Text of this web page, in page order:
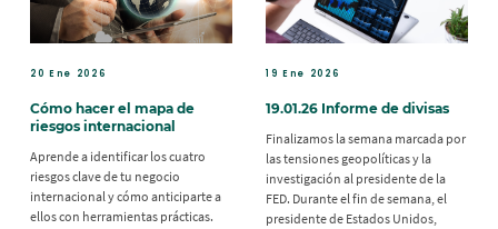
20 Ene 2026
Cómo hacer el mapa de
riesgos internacional
Aprende a identificar los cuatro
riesgos clave de tu negocio
internacional y cómo anticiparte a
ellos con herramientas prácticas.
19 Ene 2026
19.01.26 Informe de divisas
Finalizamos la semana marcada por
las tensiones geopolíticas y la
investigación al presidente de la
FED. Durante el fin de semana, el
presidente de Estados Unidos,